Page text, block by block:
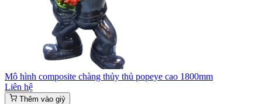
Mô hình composite chàng thủy thủ popeye cao 1800mm
Liên hệ
Thêm vào giỷ